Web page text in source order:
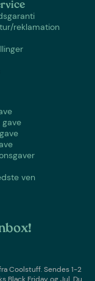
reklamation
gave
ven
Coolstuff. Sendes 1-2